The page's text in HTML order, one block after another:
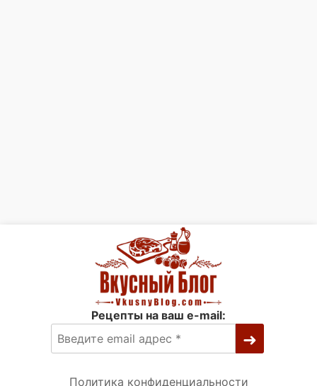
Рецепты на ваш e-mail:
Политика конфиденциальности